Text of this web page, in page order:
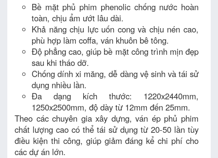
Bề mặt phủ phim phenolic chống nước hoàn
toàn, chịu ẩm ướt lâu dài.
Khả năng chịu lực uốn cong và chịu nén cao,
phù hợp làm coffa, ván khuôn bê tông.
Độ phẳng cao, giúp bề mặt công trình mịn đẹp
sau khi tháo dỡ.
Chống dính xi măng, dễ dàng vệ sinh và tái sử
dụng nhiều lần.
Đa dạng kích thước: 1220x2440mm,
1250x2500mm, độ dày từ 12mm đến 25mm.
Theo các chuyên gia xây dựng, ván ép phủ phim
chất lượng cao có thể tái sử dụng từ 20-50 lần tùy
điều kiện thi công, giúp giảm đáng kể chi phí cho
các dự án lớn.